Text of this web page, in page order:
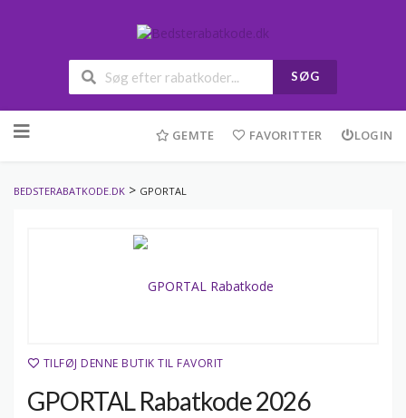
SØG
to
GEMTE FAVORITTER LOGIN
BEDSTERABATKODE.DK > GPORTAL
TILFØJ DENNE BUTIK TIL FAVORIT
GPORTAL Rabatkode 2026